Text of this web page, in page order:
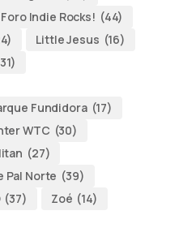
Foro Indie Rocks! (44)
Little Jesus (16)
Fundidora (17)
WTC (30)
(27)
Pal Norte (39)
(37) Zoé (14)